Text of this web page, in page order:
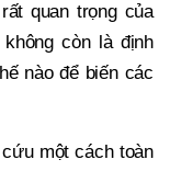
quan trọng của
còn là định
nào để biến các
một cách toàn